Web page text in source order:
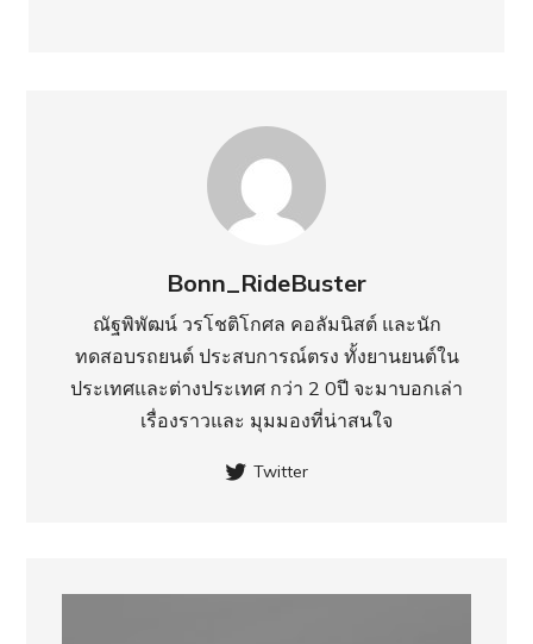
Bonn_RideBuster
ณัฐพิพัฒน์ วรโชติโกศล คอลัมนิสต์ และนัก
ทดสอบรถยนต์ ประสบการณ์ตรง ทั้งยานยนต์ใน
ประเทศ​และต่างประเทศ กว่า 2 0ปี จะมาบอกเล่า
เรื่องราวและ มุมมองที่น่าสนใจ
Twitter